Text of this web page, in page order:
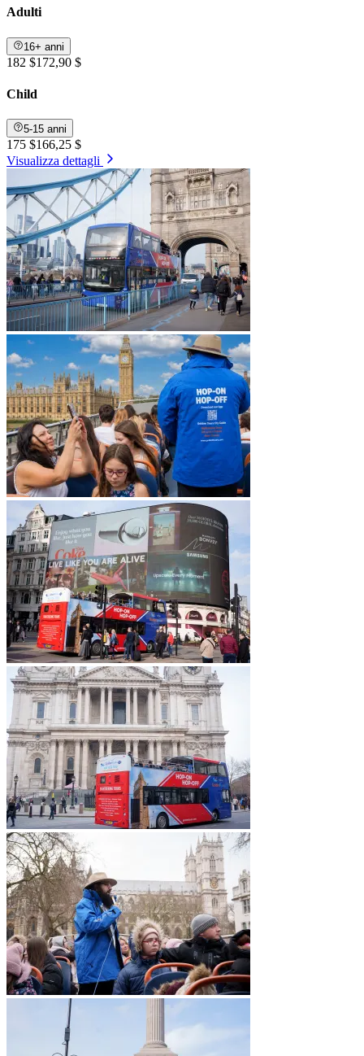
Adulti
16+ anni
182 $172,90 $
Child
5-15 anni
175 $166,25 $
Visualizza dettagli